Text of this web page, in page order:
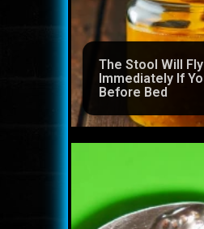
The Stool Will
Immediately If
Before Bed